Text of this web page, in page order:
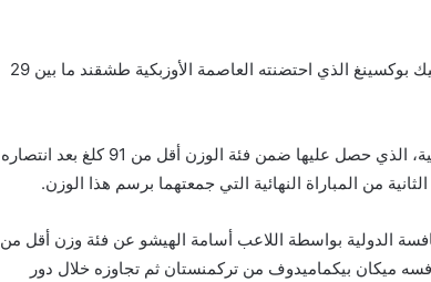
أنهى المغرب مشاركته في الدوري الدولي المفتوح للكيك بوكسينغ الذي احتضنته العاصمة الأوزبكية طشقند ما بين 29
حيث نجح اللاعب إبراهيم بوديك في تحقيق ميدالية ذهبية، الذي حصل عليها ضمن فئة الوزن أقل من 91 كلغ بعد انتصاره
من المباراة النهائية التي جمعتهما برسم هذا الوزن.
الدولية بواسطة اللاعب أسامة الهيشو عن فئة وزن أقل من
ميكان بيكماميدوف من تركمنستان ثم تجاوزه خلال دور